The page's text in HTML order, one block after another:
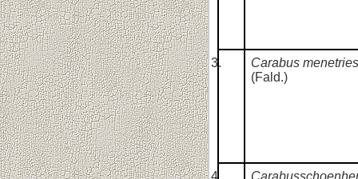
Carabus
(Fald.)